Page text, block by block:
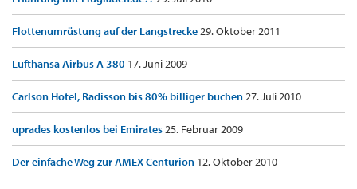
Flottenumrüstung auf der Langstrecke29. Oktober 2011
Lufthansa Airbus A 380 17. Juni 2009
Carlson Hotel, Radisson bis 80% billiger buchen27. Juli 2010
uprades kostenlos bei Emirates25. Februar 2009
Der einfache Weg zur AMEX Centurion 12. Oktober 2010